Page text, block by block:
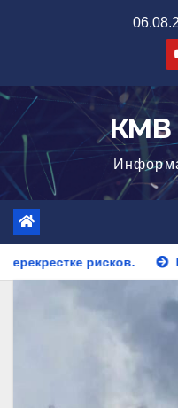
КМВ
Пятигорске полицейские